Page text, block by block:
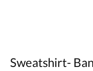
Sweatshirt-